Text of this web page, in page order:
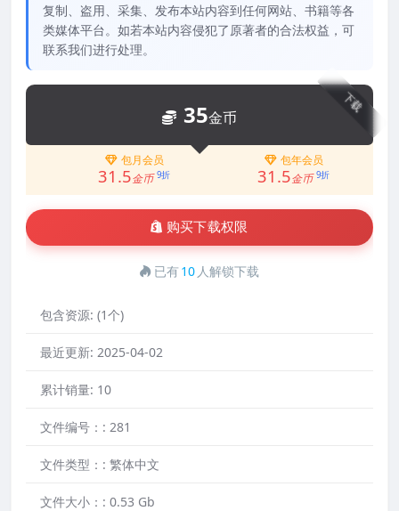
复制、盗用、采集、发布本站内容到任何网站、书籍等各
类媒体平台。如若本站内容侵犯了原著者的合法权益，可
联系我们进行处理。
下载
35金币
包月会员
31.5金币 9折
包年会员
31.5金币 9折
购买下载权限
已有10 人解锁下载
包含资源: (1个)
最近更新: 2025-04-02
累计销量: 10
文件编号：: 281
文件类型：: 繁体中文
文件大小：: 0.53 Gb